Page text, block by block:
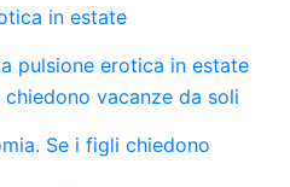
pulsione erotica in estate
Se i figli chiedono